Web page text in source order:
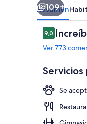
109+
Resumen
9,09,0 de 10
Ver 773
Se